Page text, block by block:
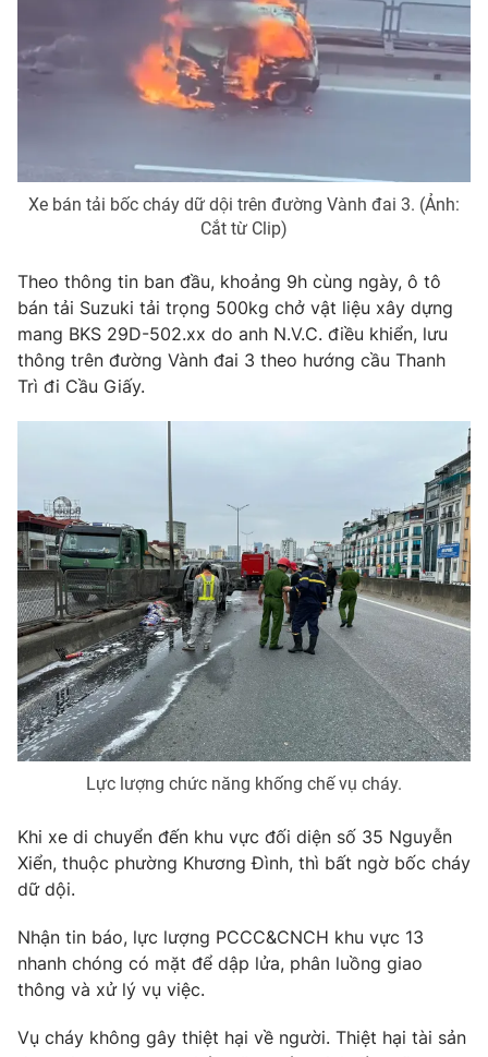
Góc doanh nghiệp
Truyền hình
Phim VTV
Khán giả
Âm nhạc
Du lịch
Chất lượng cuộc sống
Tuyển sinh
Học trực tuyến
Công nghệ
Hitech Công nghệ tương lai
Sản phẩm
Thị trường
Giao lưu trực tuyến
Lịch phát sóng
Chuyên mục khác
Emagazine Podcast
Photo Infographic
Video Shorts video
VTV Money VTV Thể thao
VTV Sức khoẻ Bất động sản
Thị trường 24h Tấm lòng Việt
VTV9
Liên hệ tòa soạn English
Xe bán tải bốc cháy dữ dội trên đường Vành đai 3. (Ảnh:
Cắt từ Clip)
Theo thông tin ban đầu, khoảng 9h cùng ngày, ô tô
bán tải Suzuki tải trọng 500kg chở vật liệu xây dựng
mang BKS 29D-502.xx do anh N.V.C. điều khiển, lưu
thông trên đường Vành đai 3 theo hướng cầu Thanh
Trì đi Cầu Giấy.
Lực lượng chức năng khống chế vụ cháy.
Khi xe di chuyển đến khu vực đối diện số 35 Nguyễn
Xiển, thuộc phường Khương Đình, thì bất ngờ bốc cháy
dữ dội.
Nhận tin báo, lực lượng PCCC&CNCH khu vực 13
nhanh chóng có mặt để dập lửa, phân luồng giao
thông và xử lý vụ việc.
Vụ cháy không gây thiệt hại về người. Thiệt hại tài sản